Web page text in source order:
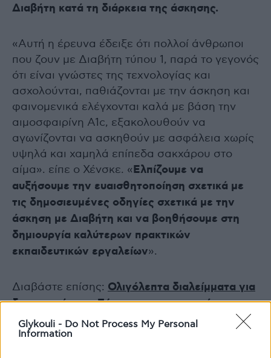
Glykouli - Do Not Process My Personal
Information
Διαβήτη κατά τη διάρκεια της άσκησης.
«Αυτή η έρευνα έδειξε ότι πολλοί άνθρωποι
που ζουν με Διαβήτη τύπου 1, παρά το γεγονός
ότι είναι γνώστες της τεχνολογίας και
ασχολούνται, παθιάζονται με την άσκηση και
φαινομενικά ελέγχονται καλά με βάση την
αιμοσφαιρίνη A1c, εξακολουθούν να
αγωνίζονται να ασκηθούν με ασφάλεια χωρίς
υψηλά και χαμηλά επίπεδα σακχάρου στο
αίμα». είπε ο Χένσκε. «Ελπίζουμε να
αυξήσουμε την ευαισθητοποίηση σχετικά με
τις δημοσιευμένες οδηγίες σχετικά με την
άσκηση με Διαβήτη και να βοηθήσουμε στη
δημιουργία καλύτερων πρακτικών
εκπαιδευτικών εργαλείων».
Διαβάστε επίσης: Ολιγόλεπτα διαλείμματα για
δραστηριότητα: Σύμμαχος και για τα άτομα με
Διαβήτη τύπου 1